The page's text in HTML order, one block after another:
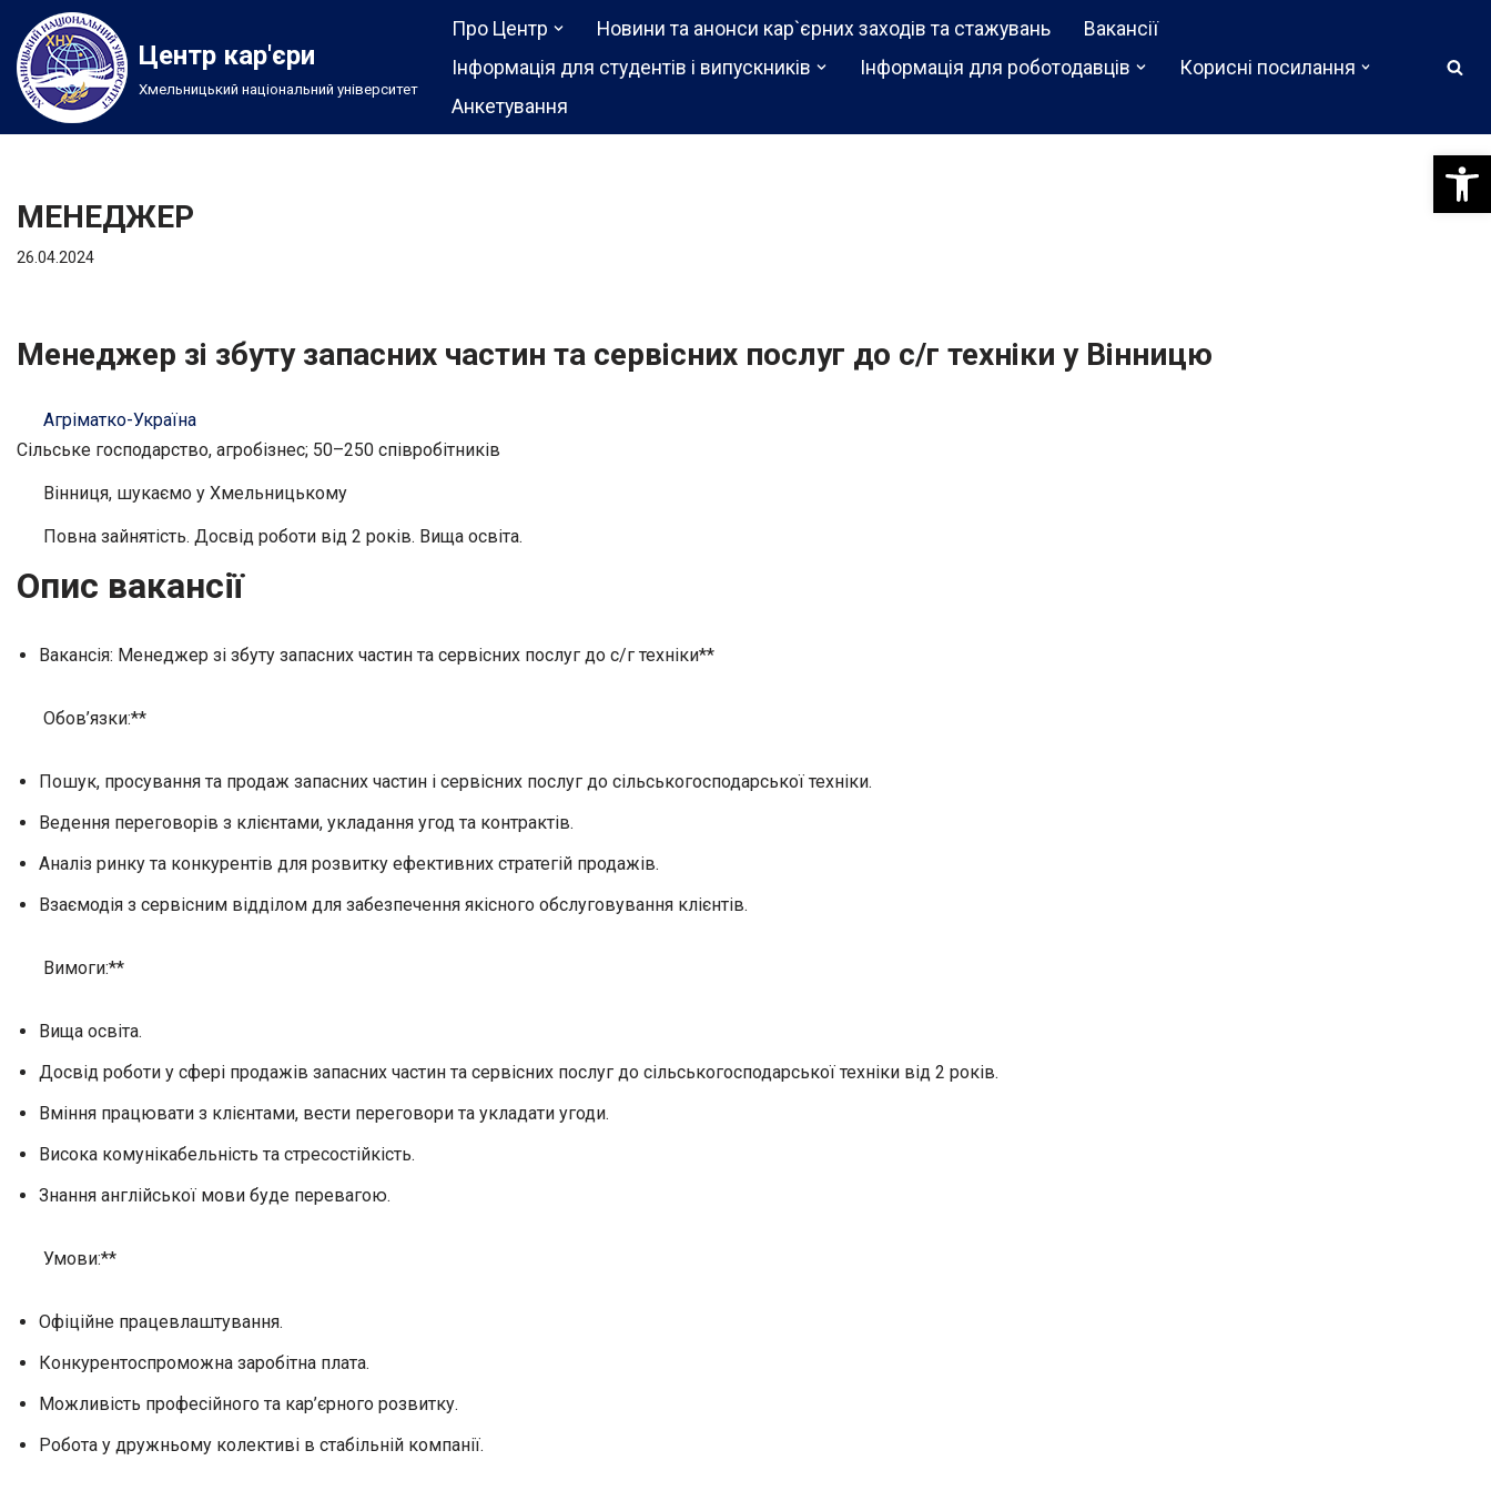
Перейти
до
вмісту
Центр кар'єри
Хмельницький національний університет
Про Центр Новини та анонси кар`єрних заходів та стажувань
Вакансії
Інформація для студентів і випускників
Інформація для роботодавців
Корисні посилання
Анкетування
МЕНЕДЖЕР
26.04.2024
Менеджер зі збуту запасних частин та сервісних послуг до с/г техніки у Вінницю
Агріматко-Україна
Сільське господарство, агробізнес; 50–250 співробітників
Вінниця, шукаємо у Хмельницькому
Повна зайнятість. Досвід роботи від 2 років. Вища освіта.
Опис вакансії
Вакансія: Менеджер зі збуту запасних частин та сервісних послуг до с/г техніки**
Обов’язки:**
Пошук, просування та продаж запасних частин і сервісних послуг до сільськогосподарської техніки.
Ведення переговорів з клієнтами, укладання угод та контрактів.
Аналіз ринку та конкурентів для розвитку ефективних стратегій продажів.
Взаємодія з сервісним відділом для забезпечення якісного обслуговування клієнтів.
Вимоги:**
Вища освіта.
Досвід роботи у сфері продажів запасних частин та сервісних послуг до сільськогосподарської техніки від 2 років.
Вміння працювати з клієнтами, вести переговори та укладати угоди.
Висока комунікабельність та стресостійкість.
Знання англійської мови буде перевагою.
Умови:**
Офіційне працевлаштування.
Конкурентоспроможна заробітна плата.
Можливість професійного та кар’єрного розвитку.
Робота у дружньому колективі в стабільній компанії.